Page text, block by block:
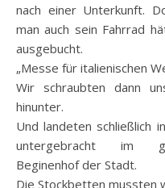
nach einer Unterkunft.
man auch sein Fahrrad
ausgebucht.
„Messe für italienischen
Wir schraubten dann
hinunter.
Und landeten schließlich
untergebracht im
Beginenhof der Stadt.
Die Stockbetten mussten